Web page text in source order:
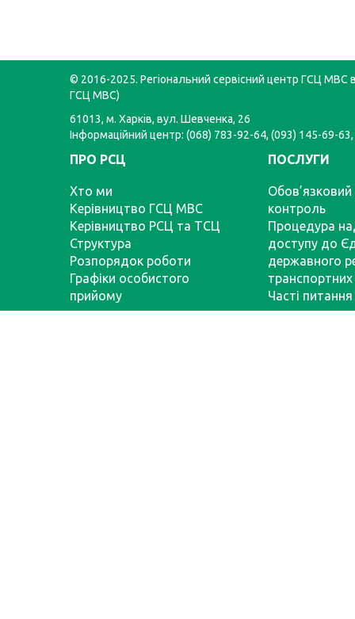
© 2016-2025. Регіональний сервісний центр ГСЦ МВС в
ГСЦ МВС)
61013, м. Харків, вул. Шевченка, 26
Інформаційний центр: (068) 783-92-64, (093) 145-69-
ПРО РСЦ
Хто ми
Керівництво ГСЦ МВС
Керівництво РСЦ та ТСЦ
Структура
Розпорядок роботи
Графіки особистого
прийому
ПОСЛУГИ
Обов’язковий
контроль
Процедура
доступу до
державного
транспортних
Часті питання